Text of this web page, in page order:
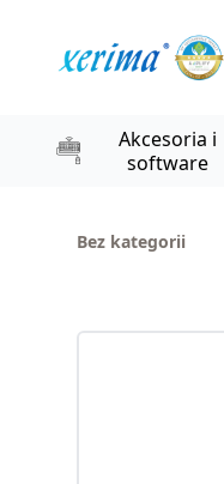
Akcesoria i
software
Bez kategorii